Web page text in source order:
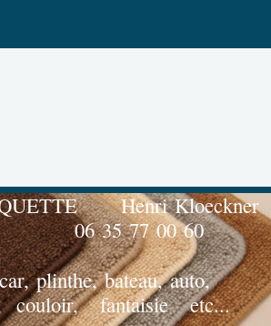
00 60
plinthe, bateau, auto,
couloir, fantaisie etc...